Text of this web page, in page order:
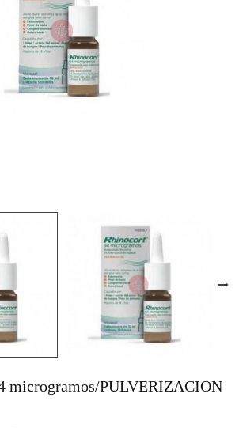
microgramos/PULVERIZACION